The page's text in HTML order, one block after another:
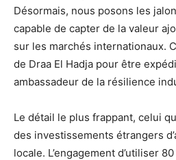
Désormais, nous posons les
capable de capter de la valeur
sur les marchés internationaux.
de Draa El Hadja pour être
ambassadeur de la résilience
Le détail le plus frappant, celui
des investissements étrangers
locale. L’engagement d’utiliser